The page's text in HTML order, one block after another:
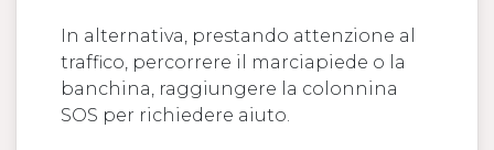
In alternativa, prestando attenzione al
traffico, percorrere il marciapiede o la
banchina, raggiungere la colonnina
SOS per richiedere aiuto.